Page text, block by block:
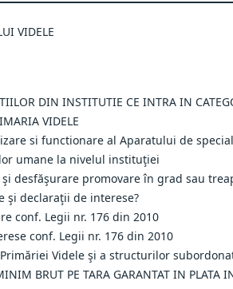
VIDELE
DIN INSTITUTIE CE INTRA IN
VIDELE
si functionare al Aparatului de
umane la nivelul instituţiei
desfăşurare promovare în grad sau
şi declaraţii de interese?
conf. Legii nr. 176 din 2010
conf. Legii nr. 176 din 2010
Videle şi a structurilor
BRUT PE TARA GARANTAT IN PLATA